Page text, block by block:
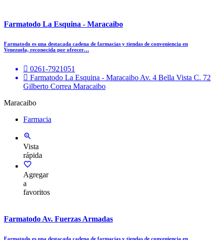
Farmatodo La Esquina - Maracaibo
Farmatodo es una destacada cadena de farmacias y tiendas de conveniencia en
Venezuela, reconocida por ofrecer…
0261-7921051
Farmatodo La Esquina - Maracaibo Av. 4 Bella Vista C. 72
Gilberto Correa Maracaibo
Maracaibo
Farmacia
Vista
rápida
Agregar
a
favoritos
Farmatodo Av. Fuerzas Armadas
Farmatodo es una destacada cadena de farmacias y tiendas de conveniencia en